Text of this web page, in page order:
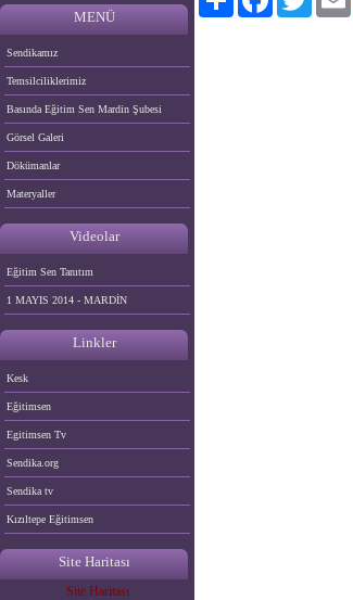
MENÜ
Sendikamız
Temsilciliklerimiz
Basında Eğitim Sen Mardin Şubesi
Görsel Galeri
Dökümanlar
Materyaller
Videolar
Eğitim Sen Tanıtım
1 MAYIS 2014 - MARDİN
Linkler
Kesk
Eğitimsen
Egitimsen Tv
Sendika.org
Sendika tv
Kızıltepe Eğitimsen
Site Haritası
Site Haritası